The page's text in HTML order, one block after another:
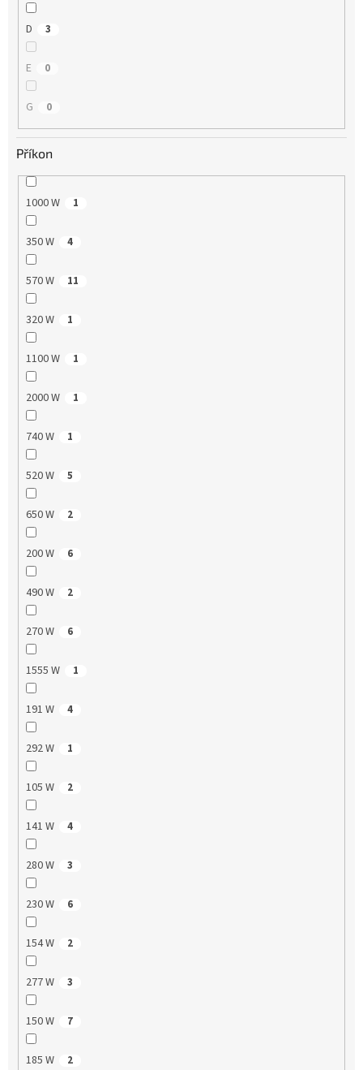
D 3
E 0
G 0
Příkon
1000 W 1
350 W 4
570 W 11
320 W 1
1100 W 1
2000 W 1
740 W 1
520 W 5
650 W 2
200 W 6
490 W 2
270 W 6
1555 W 1
191 W 4
292 W 1
105 W 2
141 W 4
280 W 3
230 W 6
154 W 2
277 W 3
150 W 7
185 W 2